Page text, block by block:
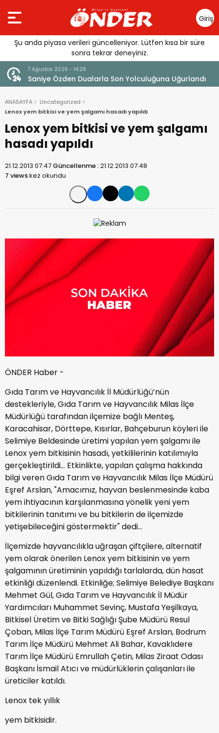
Giriş
Yap
Şu anda piyasa verileri güncelleniyor. Lütfen kısa bir süre
sonra tekrar deneyiniz.
Uğurlandı
7 Ağustos 2026 - 14:14
Tercih Döneminde Barınma Telaşı Başladı
ANASAYFA
Uncategorized
Lenox yem bitkisi ve yem şalgamı hasadı yapıldı
Lenox yem bitkisi ve yem şalgamı
hasadı yapıldı
21.12.2013 07:47 Güncellenme :21.12.2013 07:48
7 viewskez okundu
ÖNDER Haber -
Gıda Tarım ve Hayvancılık İl Müdürlüğü’nün
destekleriyle, Gıda Tarım ve Hayvancılık Milas İlçe
Müdürlüğü tarafından ilçemize bağlı Menteş,
Karacahisar, Dörttepe, Kısırlar, Bahçeburun köyleri ile
Selimiye Beldesinde üretimi yapılan yem şalgamı ile
Lenox yem bitkisinin hasadı, yetkililerinin katılımıyla
gerçekleştirildi… Etkinlikte, yapılan çalışma hakkında
bilgi veren Gıda Tarım ve Hayvancılık Milas İlçe Müdürü
Eşref Arslan, "Amacımız, hayvan beslenmesinde kaba
yem ihtiyacının karşılanmasına yönelik yeni yem
bitkilerinin tanıtımı ve bu bitkilerin de ilçemizde
yetişebileceğini göstermektir" dedi…
İlçemizde hayvancılıkla uğraşan çiftçilere, alternatif
yem olarak önerilen Lenox yem bitkisinin ve yem
şalgamının üretiminin yapıldığı tarlalarda, dün hasat
etkinliği düzenlendi. Etkinliğe; Selimiye Belediye Başkanı
Mehmet Gül, Gıda Tarım ve Hayvancılık İl Müdür
Yardımcıları Muhammet Sevinç, Mustafa Yeşilkaya,
Bitkisel Üretim ve Bitki Sağlığı Şube Müdürü Resul
Çoban, Milas İlçe Tarım Müdürü Eşref Arslan, Bodrum
Tarım İlçe Müdürü Mehmet Ali Bahar, Kavaklıdere
Tarım İlçe Müdürü Emrullah Çetin, Milas Ziraat Odası
Başkanı İsmail Atıcı ve müdürlüklerin çalışanları ile
üreticiler katıldı.
Lenox tek yıllık
yem bitkisidir.